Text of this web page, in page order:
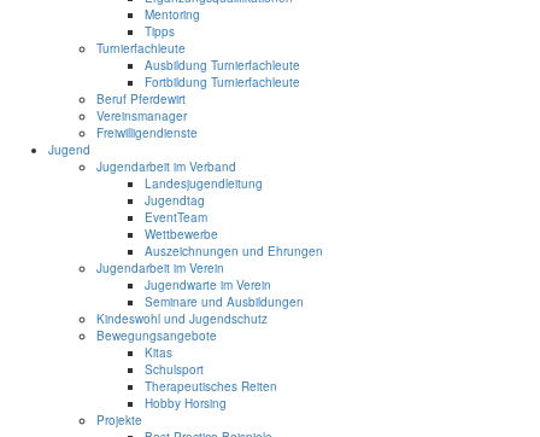
Mentoring
Tipps
Turnierfachleute
Ausbildung Turnierfachleute
Fortbildung Turnierfachleute
Beruf Pferdewirt
Vereinsmanager
Freiwilligendienste
Jugend
Jugendarbeit im Verband
Landesjugendleitung
Jugendtag
EventTeam
Wettbewerbe
Auszeichnungen und Ehrungen
Jugendarbeit im Verein
Jugendwarte im Verein
Seminare und Ausbildungen
Kindeswohl und Jugendschutz
Bewegungsangebote
Kitas
Schulsport
Therapeutisches Reiten
Hobby Horsing
Projekte